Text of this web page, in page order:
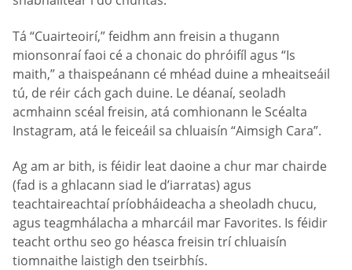
Tá “Cuairteoirí,” feidhm ann freisin a thugann
mionsonraí faoi cé a chonaic do phróifíl agus “Is
maith,” a thaispeánann cé mhéad duine a mheaitseáil
tú, de réir cách gach duine. Le déanaí, seoladh
acmhainn scéal freisin, atá comhionann le Scéalta
Instagram, atá le feiceáil sa chluaisín “Aimsigh Cara”.
Ag am ar bith, is féidir leat daoine a chur mar chairde
(fad is a ghlacann siad le d’iarratas) agus
teachtaireachtaí príobháideacha a sheoladh chucu,
agus teagmhálacha a mharcáil mar Favorites. Is féidir
teacht orthu seo go héasca freisin trí chluaisín
tiomnaithe laistigh den tseirbhís.